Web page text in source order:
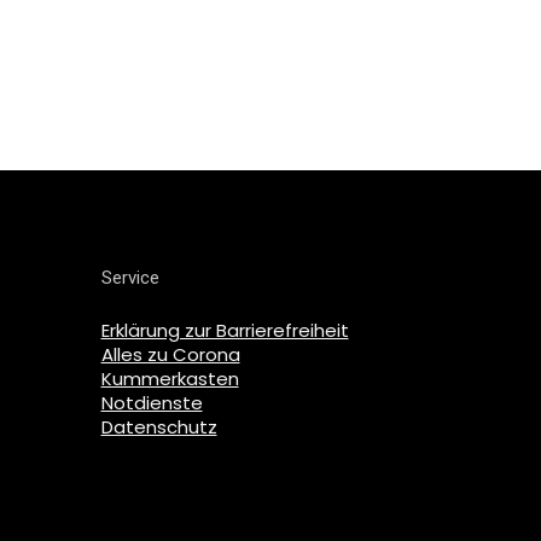
Service
Erklärung zur Barrierefreiheit
Alles zu Corona
Kummerkasten
Notdienste
Datenschutz